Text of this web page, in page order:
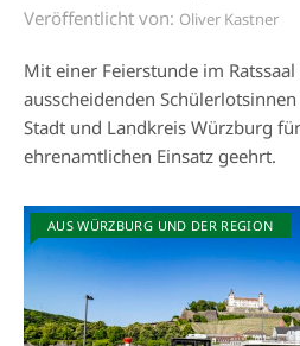
Veröffentlicht von: Oliver Kastner
Mit einer Feierstunde im
ausscheidenden
Stadt und Landkreis Würzburg
ehrenamtlichen Einsatz geehrt.
AUS WÜRZBURG UND DER REGION